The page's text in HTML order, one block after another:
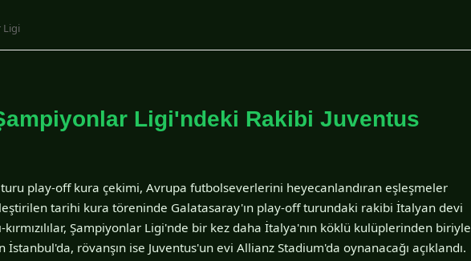
Ligi
Ligi'ndeki Rakibi Juventus
play-off kura çekimi, Avrupa futbolseverlerini heyecanlandıran eşleşmeler
tarihi kura töreninde Galatasaray'ın play-off turundaki rakibi İtalyan devi
Şampiyonlar Ligi'nde bir kez daha İtalya'nın köklü kulüplerinden biriyle
İstanbul'da, rövanşın ise Juventus'un evi Allianz Stadium'da oynanacağı açıklandı.